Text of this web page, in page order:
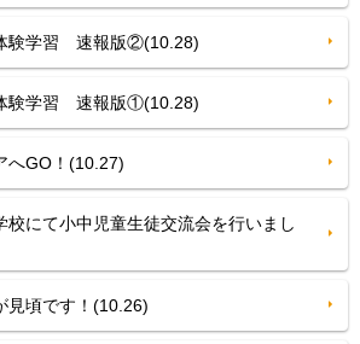
験学習 速報版②(10.28)
験学習 速報版①(10.28)
GO！(10.27)
にて小中児童生徒交流会を行いまし
見頃です！(10.26)